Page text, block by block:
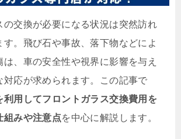
の交換が必要になる状況は突然訪れ
す。飛び石や事故、落下物などによ
は、車の安全性や視界に影響を与え
対応が求められます。この記事で
利用してフロントガラス交換費用を
組みや注意点を中心に解説します。